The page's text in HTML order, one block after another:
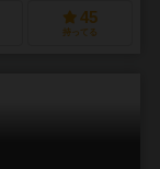
45
持ってる